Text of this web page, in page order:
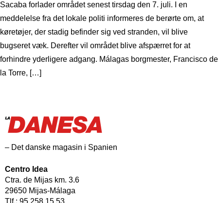
Sacaba forlader området senest tirsdag den 7. juli. I en
meddelelse fra det lokale politi informeres de berørte om, at
køretøjer, der stadig befinder sig ved stranden, vil blive
bugseret væk. Derefter vil området blive afspærret for at
forhindre yderligere adgang. Málagas borgmester, Francisco de
la Torre, […]
– Det danske magasin i Spanien
Centro Idea
Ctra. de Mijas km. 3.6
29650 Mijas-Málaga
Tlf.: 95 258 15 53